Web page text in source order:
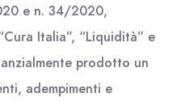
e n. 34/2020,
Italia”, “Liquidità” e
prodotto un
adempimenti e